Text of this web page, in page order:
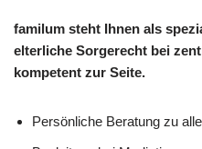
familum steht Ihnen als
elterliche Sorgerecht bei
kompetent zur Seite.
Persönliche Beratung zu